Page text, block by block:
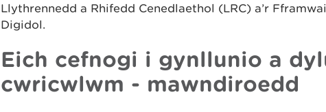
Llythrennedd a Rhifedd Cenedlaethol (LRC) a’r
Digidol.
Eich cefnogi i gynllunio a
cwricwlwm - mawndiroedd